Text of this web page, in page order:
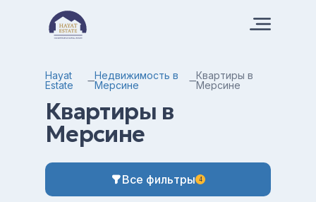
Hayat
Estate
Недвижимость в
Мерсине
Квартиры в
Мерсине
Квартиры в
Мерсине
Все фильтры 4